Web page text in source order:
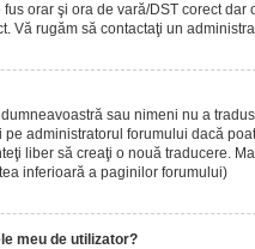
orar şi ora de vară/DST corect
Vă rugăm să contactaţi un
sau nimeni nu a
administratorul forumului dacă
liber să creaţi o nouă traducere.
inferioară a paginilor forumului)
meu de utilizator?